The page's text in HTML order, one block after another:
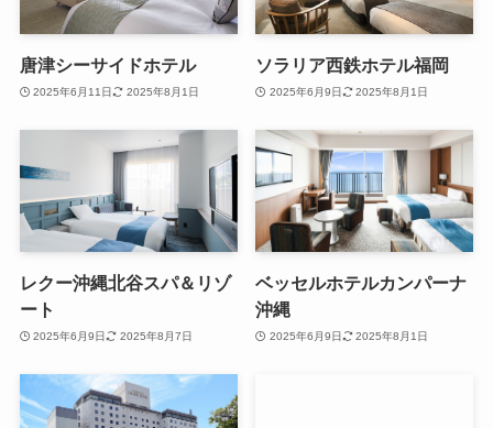
唐津シーサイドホテル
2025年6月11日 2025年8月1日
ソラリア西鉄ホテル福岡
2025年6月9日 2025年8月1日
レクー沖縄北谷スパ＆リゾ
ート
2025年6月9日 2025年8月7日
ベッセルホテルカンパーナ
沖縄
2025年6月9日 2025年8月1日